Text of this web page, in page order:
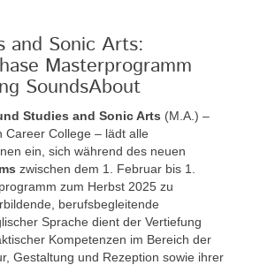
and Sonic Arts:
Masterprogramm
SoundsAbout
Studies and Sonic Arts (M.A.) –
Career College – lädt alle
ein, sich während des neuen
zwischen dem 1. Februar bis 1.
zum Herbst 2025 zu
berufsbegleitende
Sprache dient der Vertiefung
Kompetenzen im Bereich der
Gestaltung und Rezeption sowie ihrer